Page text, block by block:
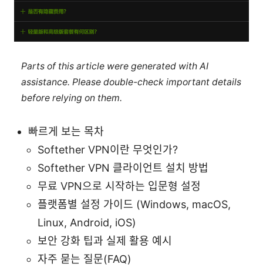
Parts of this article were generated with AI
assistance. Please double-check important details
before relying on them.
빠르게 보는 목차
Softether VPN이란 무엇인가?
Softether VPN 클라이언트 설치 방법
무료 VPN으로 시작하는 입문형 설정
플랫폼별 설정 가이드 (Windows, macOS,
Linux, Android, iOS)
보안 강화 팁과 실제 활용 예시
자주 묻는 질문(FAQ)